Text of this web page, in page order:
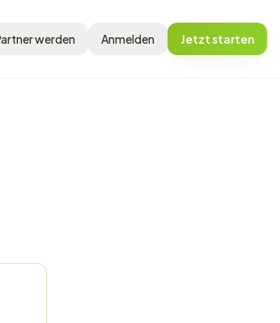
werden Anmelden Jetzt starten